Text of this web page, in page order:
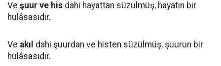
Ve şuur ve his dahi hayattan süzülmüş, hayatın bir
hülâsasıdır.
Ve akıl dahi şuurdan ve histen süzülmüş, şuurun bir
hülâsasıdır.